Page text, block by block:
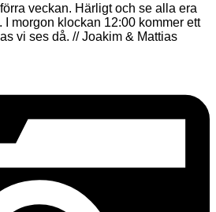
veckan. Härligt och se alla era
I morgon klockan 12:00 kommer ett
vi ses då. // Joakim & Mattias